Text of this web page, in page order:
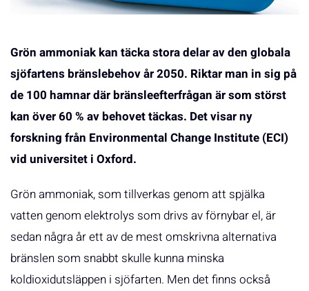
Grön ammoniak kan täcka stora delar av den globala
sjöfartens bränslebehov år 2050. Riktar man in sig på
de 100 hamnar där bränsleefterfrågan är som störst
kan över 60 % av behovet täckas. Det visar ny
forskning från Environmental Change Institute (ECI)
vid universitet i Oxford.
Grön ammoniak, som tillverkas genom att spjälka
vatten genom elektrolys som drivs av förnybar el, är
sedan några år ett av de mest omskrivna alternativa
bränslen som snabbt skulle kunna minska
koldioxidutsläppen i sjöfarten. Men det finns också